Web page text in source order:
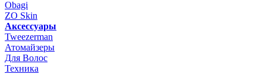
Obagi
ZO Skin
Aксессуары
Tweezerman
Атомайзеры
Для Волос
Техника